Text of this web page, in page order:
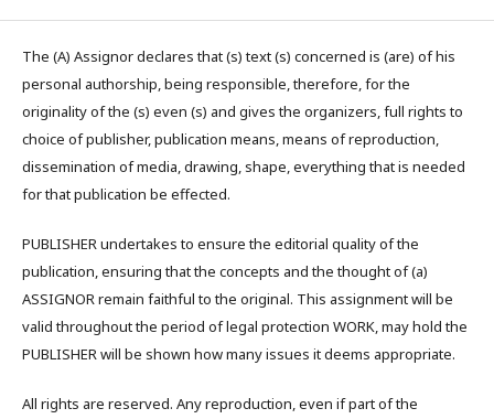
The (A) Assignor declares that (s) text (s) concerned is (are) of his
personal authorship, being responsible, therefore, for the
originality of the (s) even (s) and gives the organizers, full rights to
choice of publisher, publication means, means of reproduction,
dissemination of media, drawing, shape, everything that is needed
for that publication be effected.
PUBLISHER undertakes to ensure the editorial quality of the
publication, ensuring that the concepts and the thought of (a)
ASSIGNOR remain faithful to the original. This assignment will be
valid throughout the period of legal protection WORK, may hold the
PUBLISHER will be shown how many issues it deems appropriate.
All rights are reserved. Any reproduction, even if part of the